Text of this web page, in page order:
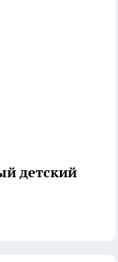
детский